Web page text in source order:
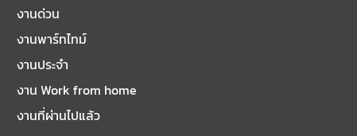
งานด่วน
งานพาร์ทไทม์
งานประจำ
งาน Work from home
งานที่ผ่านไปแล้ว